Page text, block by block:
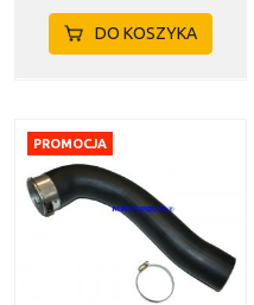
DO KOSZYKA
PROMOCJA